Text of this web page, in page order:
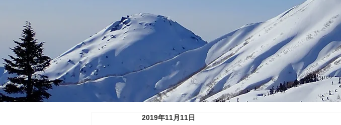
2019年11月11日